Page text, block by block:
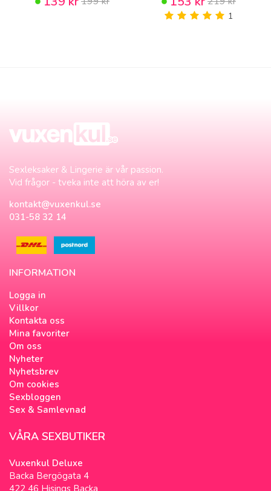
1
Sexleksaker & Lingerie är vår passion.
Vid frågor - tveka inte att höra av er!
kontakt@vuxenkul.se
031-58 32 14
INFORMATION
Logga in
Villkor
Kontakta oss
Mina favoriter
Om oss
Nyheter
Nyhetsbrev
Om cookies
Sexbloggen
Sex & Samlevnad
VÅRA SEXBUTIKER
Vuxenkul Deluxe
Backa Bergögata 4
422 46 Hisings Backa